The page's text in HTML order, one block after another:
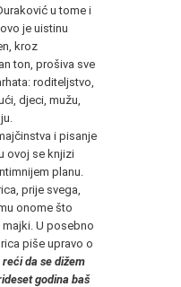
u tome i
je uistinu
kroz
ton, prošiva sve
roditeljstvo,
djeci, mužu,
i pisanje
ovoj se knjizi
planu.
prije svega,
onome što
U posebno
piše upravo o
da se dižem
godina baš